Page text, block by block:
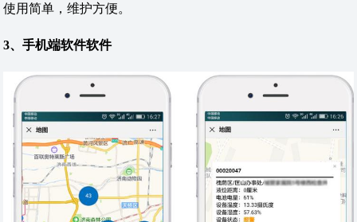
使用简单，维护方便。
3、手机端软件软件